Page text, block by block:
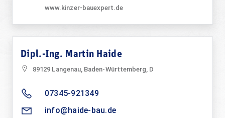
www.kinzer-bauexpert.de
Dipl.-Ing. Martin Haide
89129 Langenau, Baden-Württemberg, D
07345-921349
info@haide-bau.de